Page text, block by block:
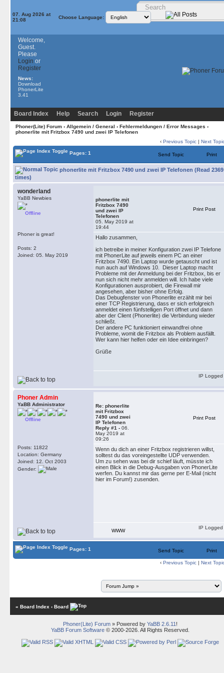
07. Aug 2026 at
21:08
Choose Language:
Welcome,
Guest.
Please
Login or
Register
News:
Download
PhonerLite
3.41
Board Index Help Search Login Register
Phoner(Lite) Forum› Allgemein / General › Fehlermeldungen / Error Messages ›
phonerlite mit Fritzbox 7490 und zwei IP Telefonen
‹ Previous Topic | Next
Pages: 1 Send Topic Print
phonerlite mit Fritzbox 7490 und zwei IP Telefonen (Read 2369
times)
wonderland
YaBB Newbies
Offline
Phoner is great!
Posts: 2
Joined: 05. May 2019
phonerlite mit
Fritzbox 7490
und zwei IP
Telefonen
05. May 2019 at
19:44
Print Post
Hallo zusammen,
ich betreibe in meiner Konfiguration zwei IP Telefone
mit PhonerLite auf jeweils einem PC an einer
Fritzbox 7490. Ein Laptop wurde getauscht und ist
nun auch auf Windows 10. Dieser Laptop macht
Probleme mit der Anmeldung bei der Fritzbox, bis er
nun sich nicht mehr anmelden will. Ich habe viele
Konfigurationen ausprobiert, die Firewall mir
angesehen, aber bisher ohne Erfolg.
Das Debugfenster von Phonerlite erzählt mir bei
einer TCP Registrierung, dass er sich erfolgreich
anmeldet einen fünfstelligen Port öffnet und dann
aber der Client (Phonerlite) die Verbindung wieder
schließt.
Der andere PC funktioniert einwandfrei ohne
Probleme, womit die Fritzbox als Problem ausfällt.
Wer kann hier helfen oder ein Idee einbringen?
Grüße
IP Logged
Phoner Admin
YaBB Administrator
Offline
Posts: 11822
Location: Germany
Joined: 12. Oct 2003
Gender:
Re: phonerlite
mit Fritzbox
7490 und zwei
IP Telefonen
Reply #1 - 06.
May 2019 at
09:26
Print Post
Wenn du dich an einer Fritzbox registrieren willst,
solltest du das voreingestellte UDP verwenden.
Um zu sehen was bei dir schief läuft, müsste ich
einen Blick in die Debug-Ausgaben von PhonerLite
werfen. Du kannst mir das gerne per E-Mail (nicht
hier im Forum!) zusenden.
WWW
IP Logged
Pages: 1 Send Topic Print
‹ Previous Topic | Next
« Board Index ‹ Board
Phoner(Lite) Forum» Powered by YaBB 2.6.11 !
YaBB Forum Software© 2000-2026. All Rights Reserved.